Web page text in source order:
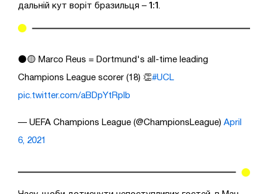
дальній кут воріт бразильця – 1:1
⚫️🟡 Marco Reus = Dortmund's all-time leading
Champions League scorer (18) 👏#UCL
pic.twitter.com/aBDpYtRplb
— UEFA Champions League (@ChampionsLeague) April
6, 2021